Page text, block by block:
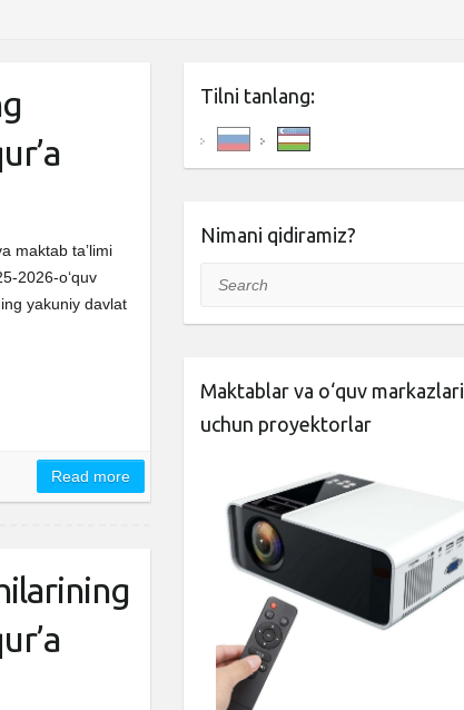
maktab taʼlimi
2026-oʻquv
yakuniy davlat
Read more
Tilni tanlang:
Nimani qidiramiz?
Search
Maktablar va o‘quv markazlari
uchun proyektorlar